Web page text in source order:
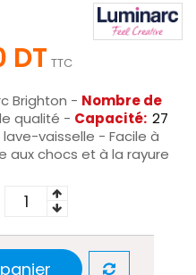
DT TTC
Brighton - Nombre de
qualité - Capacité: 27
vaisselle - Facile à
aux chocs et à la rayure